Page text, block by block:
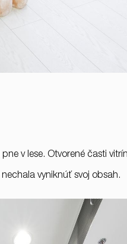
v lese. Otvorené časti
vyniknúť svoj obsah.